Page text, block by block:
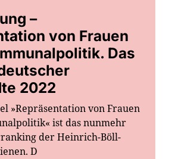
–
von Frauen
Das
2022
»Repräsentation von Frauen
ist das nunmehr
der Heinrich-Böll-
D